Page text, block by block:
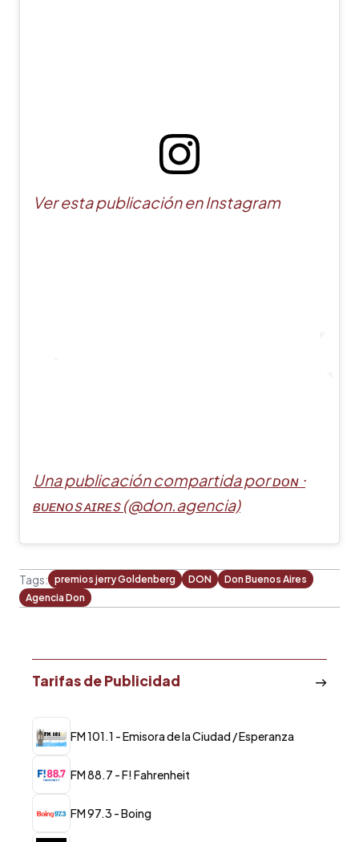
Ver esta publicación en Instagram
Una publicación compartida por ᴅᴏɴ ᐧ
ʙᴜᴇɴᴏs ᴀɪʀᴇs (@don.agencia)
Tags: premios jerry Goldenberg DON
Don Buenos Aires
Agencia Don
Tarifas de Publicidad
FM 101.1 - Emisora de la Ciudad / Esperanza
FM 88.7 - F! Fahrenheit
FM 97.3 - Boing